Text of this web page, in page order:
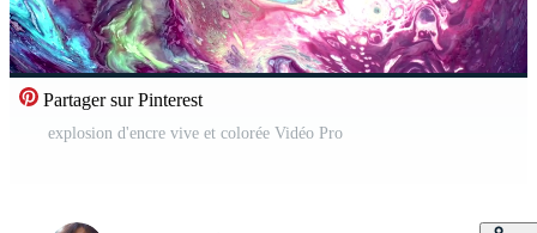
Partager sur Pinterest
explosion d'encre vive et colorée Vidéo Pro